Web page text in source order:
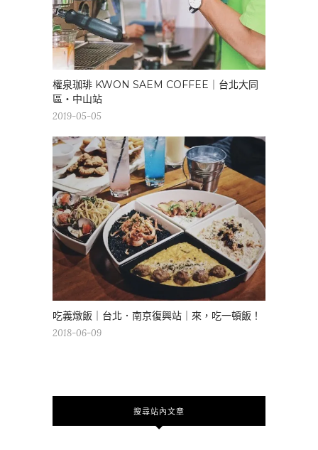
權泉珈琲 KWON SAEM COFFEE｜台北大同
區・中山站
2019-05-05
吃義燉飯｜台北．南京復興站｜來，吃一頓飯！
2018-06-09
搜尋站內文章